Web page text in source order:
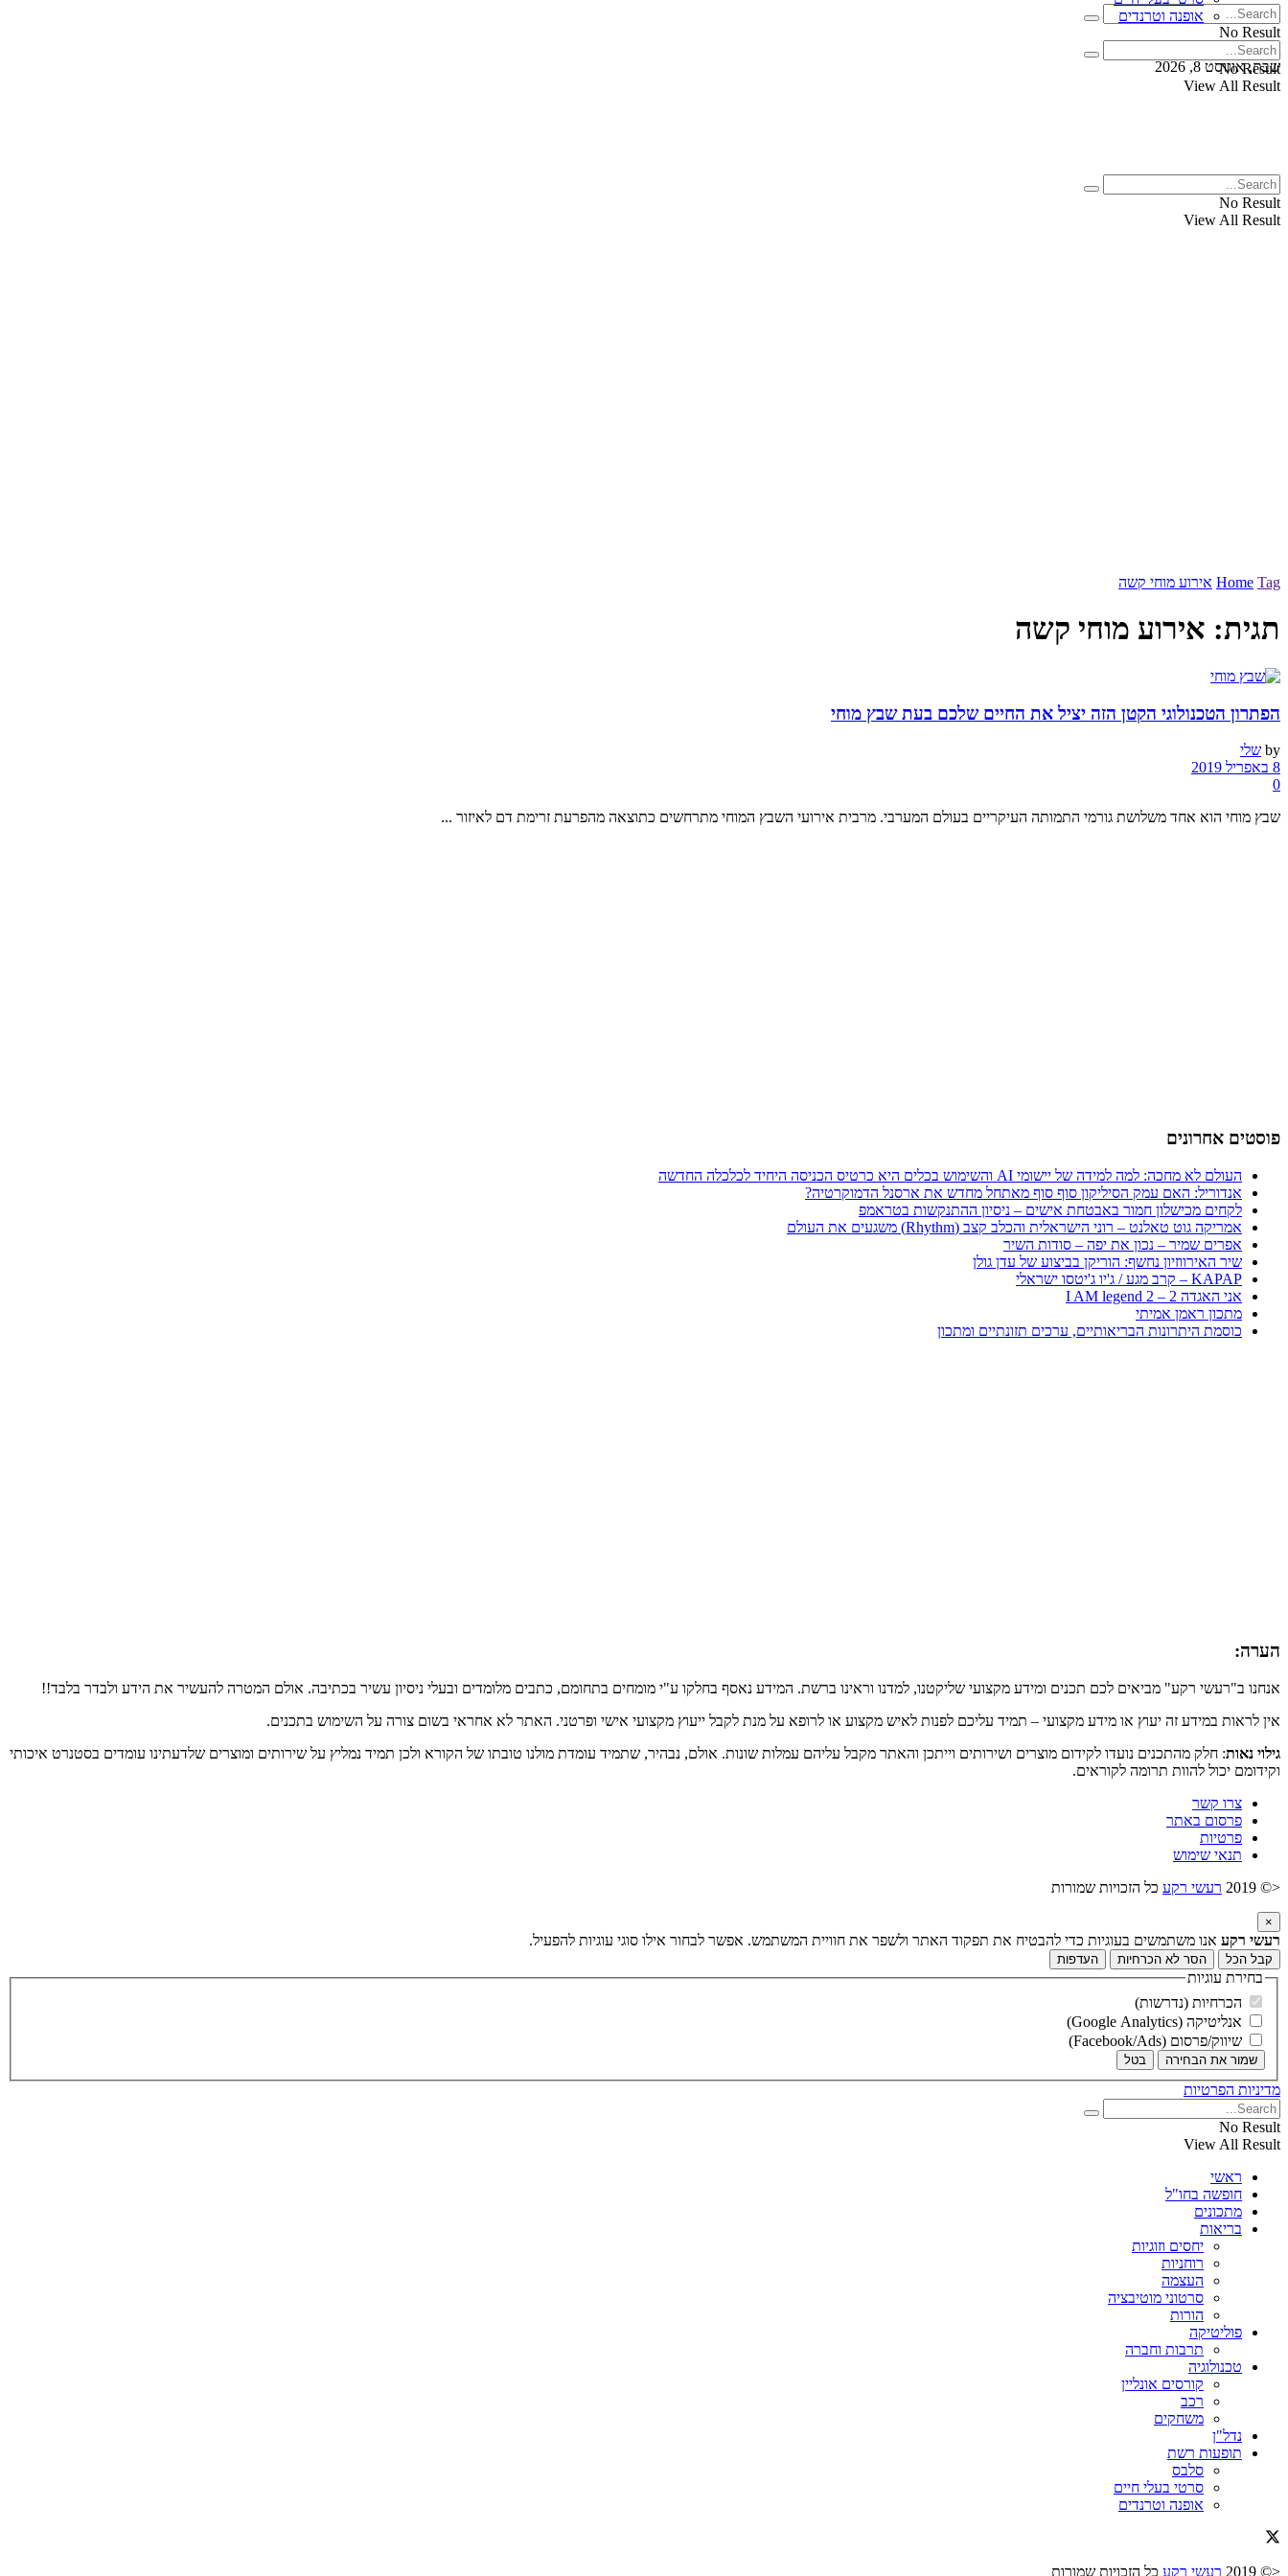
No Result
View All Result
שבת, אוגוסט 8, 2026
אופנה וטרנדים
No Result
View All Result
No Result
View All Result
Home Tag אירוע מוחי קשה
תגית: אירוע מוחי קשה
הפתרון הטכנולוגי הקטן הזה יציל את החיים שלכם בעת שבץ מוחי
by שלי
8 באפריל 2019
0
שבץ מוחי הוא אחד משלושת גורמי התמותה העיקריים בעולם המערבי. מרבית אירועי השבץ המוחי מתרחשים כתוצאה מהפרעת זרימת דם לאיזור ...
פוסטים אחרונים
העולם לא מחכה: למה למידה של יישומי AI והשימוש בכלים היא כרטיס הכניסה היחיד לכלכלה החדשה
אנדוריל: האם עמק הסיליקון סוף סוף מאתחל מחדש את ארסנל הדמוקרטיה?
לקחים מכישלון חמור באבטחת אישים – ניסיון ההתנקשות בטראמפ
אמריקה גוט טאלנט – רוני הישראלית והכלב קצב (Rhythm) משגעים את העולם
אפרים שמיר – נכון את יפה – סודות השיר
שיר האירווזיון נחשף: הוריקן בביצוע של עדן גולן
KAPAP – קרב מגע / ג'יו ג'יטסו ישראלי
אני האגדה 2 – I AM legend 2
מתכון ראמן אמיתי
כוסמת היתרונות הבריאותיים, ערכים תזונתיים ומתכון
הערה:
אנחנו ב"רעשי רקע" מביאים לכם תכנים ומידע מקצועי שליקטנו, למדנו וראינו ברשת. המידע נאסף בחלקו ע"י מומחים בתחומם, כתבים מלומדים ובעלי ניסיון עשיר בכתיבה. אולם המטרה להעשיר את הידע ולבדר בלבד!!
אין לראות במידע זה יעוץ או מידע מקצועי – תמיד עליכם לפנות לאיש מקצוע או לרופא על מנת לקבל ייעוץ מקצועי אישי ופרטני. האתר לא אחראי בשום צורה על השימוש בתכנים.
גילוי נאות: חלק מהתכנים נועדו לקידום מוצרים ושירותים וייתכן והאתר מקבל עליהם עמלות שונות. אולם, נבהיר, שתמיד עומדת מולנו טובתו של הקורא ולכן תמיד נמליץ על שירותים ומוצרים שלדעתינו עומדים בסטנרט איכותי
וקידומם יכול להוות תרומה לקוראים.
צרו קשר
פרסום באתר
פרטיות
תנאי שימוש
<© 2019
רעשי רקע כל הזכויות שמורות
×
רעשי רקע אנו משתמשים בעוגיות כדי להבטיח את תפקוד האתר ולשפר את חוויית המשתמש. אפשר לבחור אילו סוגי עוגיות להפעיל.
קבל הכל הסר לא הכרחיות העדפות
בחירת עוגיות
הכרחיות (נדרשות)
אנליטיקה (Google Analytics)
שיווק/פרסום (Facebook/Ads)
שמור את הבחירה בטל
מדיניות הפרטיות
No Result
View All Result
ראשי
חופשה בחו"ל
מתכונים
בריאות
יחסים וזוגיות
רוחניות
העצמה
סרטוני מוטיבציה
הורות
פוליטיקה
תרבות וחברה
טכנולוגיה
קורסים אונליין
רכב
משחקים
נדל"ן
תופעות רשת
סלבס
סרטי בעלי חיים
אופנה וטרנדים
<© 2019 רעשי רקע כל הזכויות שמורות